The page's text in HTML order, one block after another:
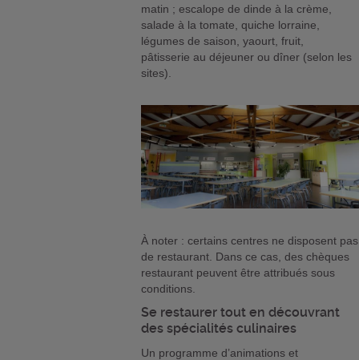
matin ; escalope de dinde à la crème,
salade à la tomate, quiche lorraine,
légumes de saison, yaourt, fruit,
pâtisserie au déjeuner ou dîner (selon les
sites).
À noter : certains centres ne disposent pas
de restaurant. Dans ce cas, des chèques
restaurant peuvent être attribués sous
conditions.
Se restaurer tout en découvrant
des spécialités culinaires
Un programme d’animations et